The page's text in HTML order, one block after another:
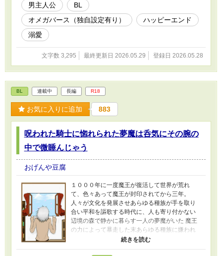
男主人公
BL
オメガバース（独自設定有り）
ハッピーエンド
溺愛
文字数 3,295 最終更新日 2026.05.29 登録日 2026.05.28
BL 連載中 長編 R18
お気に入りに追加 883
呪われた騎士に惚れられた夢魔は呑気にその腕の
中で微睡んじゃう
おげんや豆腐
１０００年に一度魔王が復活して世界が荒れ
て、色々あって魔王が封印されてから三年。
人々が文化を発展させあらゆる種族が手を取り
合い平和を謳歌する時代に、人も寄り付かない
辺境の森で静かに暮らす一人の夢魔がいた 魔王
の力によって暴走した末あらゆる種族に嫌われ
た魔族、そのひとつである夢魔はある日食料の
気配に誘われ住んでいる森の広場にのそのそと